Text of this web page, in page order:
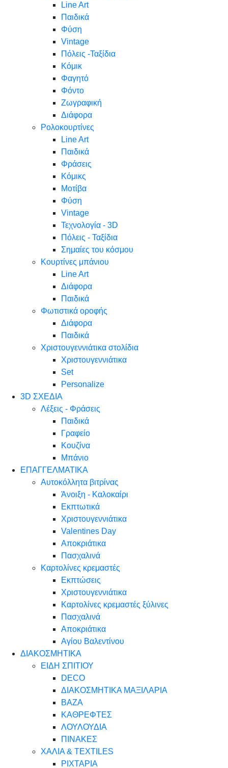
Line Art
Παιδικά
Φύση
Vintage
Πόλεις -Ταξίδια
Κόμικ
Φαγητό
Φόντο
Ζωγραφική
Διάφορα
Ρολοκουρτίνες
Line Art
Παιδικά
Φράσεις
Κόμικς
Μοτίβα
Φύση
Vintage
Τεχνολογία - 3D
Πόλεις - Ταξίδια
Σημαίες του κόσμου
Κουρτίνες μπάνιου
Line Art
Διάφορα
Παιδικά
Φωτιστικά οροφής
Διάφορα
Παιδικά
Χριστουγεννιάτικα στολίδια
Χριστουγεννιάτικα
Set
Personalize
3D ΣΧΕΔΙΑ
Λέξεις - Φράσεις
Παιδικά
Γραφείο
Κουζίνα
Μπάνιο
ΕΠΑΓΓΕΛΜΑΤΙΚΑ
Αυτοκόλλητα βιτρίνας
Άνοιξη - Καλοκαίρι
Εκπτωτικά
Χριστουγεννιάτικα
Valentines Day
Αποκριάτικα
Πασχαλινά
Καρτολίνες κρεμαστές
Εκπτώσεις
Χριστουγεννιάτικα
Καρτολίνες κρεμαστές ξύλινες
Πασχαλινά
Αποκριάτικα
Αγίου Βαλεντίνου
ΔΙΑΚΟΣΜΗΤΙΚΑ
ΕΙΔΗ ΣΠΙΤΙΟΥ
DECO
ΔΙΑΚΟΣΜΗΤΙΚΑ ΜΑΞΙΛΑΡΙΑ
ΒΑΖΑ
ΚΑΘΡΕΦΤΕΣ
ΛΟΥΛΟΥΔΙΑ
ΠΙΝΑΚΕΣ
ΧΑΛΙΑ & TEXTILES
ΡΙΧΤΑΡΙΑ